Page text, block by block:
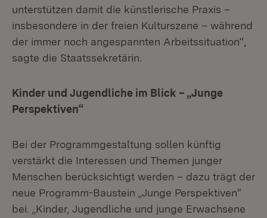
unterstützen damit die künstlerische Praxis –
insbesondere in der freien Kulturszene – während
der immer noch angespannten Arbeitssituation“,
sagte die Staatssekretärin.
Kinder und Jugendliche im Blick – „Junge
Perspektiven“
Bei der Programmgestaltung sollen künftig
verstärkt die Interessen und Themen junger
Menschen berücksichtigt werden – dazu trägt der
neue Programm-Baustein „Junge Perspektiven“
bei. „Kinder, Jugendliche und junge Erwachsene